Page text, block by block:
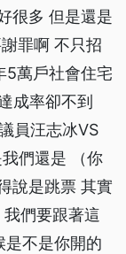
很多 但是還是
罪啊 不只招
5萬戶社會住宅
成率卻不到
員汪志冰VS
們還是 （你
說是跳票 其實
們要跟著這
是不是你開的